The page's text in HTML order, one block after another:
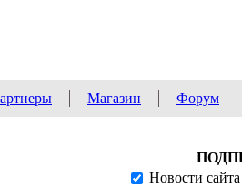
Магазин Форум
Новости